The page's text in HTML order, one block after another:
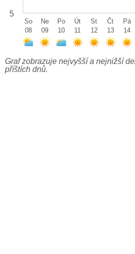
5
So
08
Ne
09
Po
10
Út
11
St
12
Čt
13
Pá
14
Graf zobrazuje nejvyšší a nejnižší
příštích dnů.